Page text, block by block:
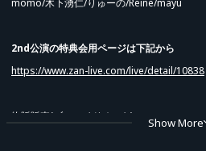
momo/木下湧仁/りゅーの/Reine/mayu
2nd公演の特典会用ページは下記から
https://www.zan-live.com/live/detail/10838
物販販売(ブロマイドチェキ)
Show More